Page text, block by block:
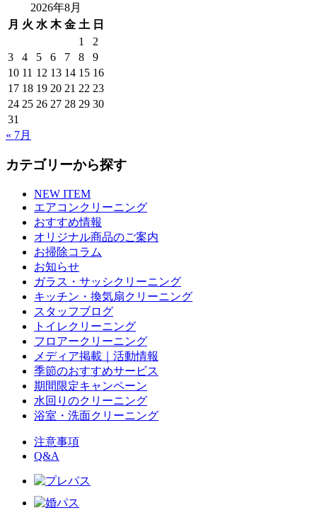
2026年8月
月 火 水 木 金 土 日
1
2
3
4 5 6 7 8
9
10 11 12 13 14 15 16
17 18 19 20 21 22 23
24 25 26 27 28 29 30
31
« 7月
カテゴリーから探す
NEW ITEM
エアコンクリーニング
おすすめ情報
オリジナル商品のご案内
お掃除コラム
お知らせ
ガラス・サッシクリーニング
キッチン・換気扇クリーニング
スタッフブログ
トイレクリーニング
フロアークリーニング
メディア掲載｜活動情報
季節のおすすめサービス
期間限定キャンペーン
水回りのクリーニング
浴室・洗面クリーニング
注意事項
Q&A